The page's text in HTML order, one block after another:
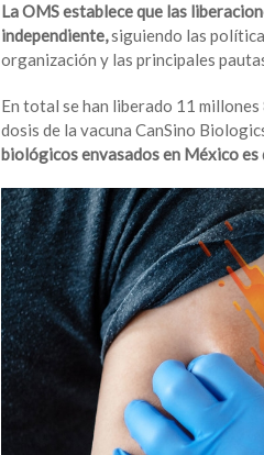
La OMS establece que las
independiente,siguiendo las
organización y las principales
En total se han liberado 11
dosis de la vacuna CanSino
biológicos envasados en México